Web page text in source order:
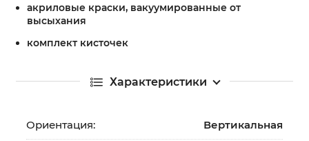
акриловые краски, вакуумированные от
высыхания
комплект кисточек
Характеристики
Ориентация: Вертикальная